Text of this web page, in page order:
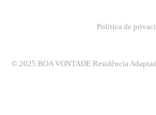
Política de
© 2025 BOA VONTADE Residência